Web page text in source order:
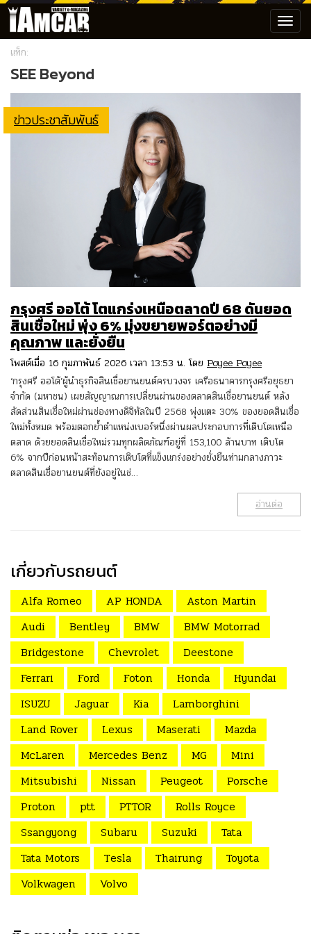
แท็ก:
SEE Beyond
ข่าวประชาสัมพันธ์
กรุงศรี ออโต้ โตแกร่งเหนือตลาดปี 68 ดันยอด
สินเชื่อใหม่ พุ่ง 6% มุ่งขยายพอร์ตอย่างมี
คุณภาพ และยั่งยืน
โพสต์เมื่อ 16 กุมภาพันธ์ 2026 เวลา 13:53 น. โดย Poyee Poyee
‘กรุงศรี ออโต้’ผู้นำธุรกิจสินเชื่อยานยนต์ครบวงจร เครือธนาคารกรุงศรีอยุธยา
จำกัด (มหาชน) เผยสัญญาณการเปลี่ยนผ่านของตลาดสินเชื่อยานยนต์ หลัง
สัดส่วนสินเชื่อใหม่ผ่านช่องทางดิจิทัลในปี 2568 พุ่งแตะ 30% ของยอดสินเชื่อ
ใหม่ทั้งหมด พร้อมตอกย้ำตำแหน่งเบอร์หนึ่งผ่านผลประกอบการที่เติบโตเหนือ
ตลาด ด้วยยอดสินเชื่อใหม่รวมทุกผลิตภัณฑ์อยู่ที่ 153,100 ล้านบาท เติบโต
6% จากปีก่อนหน้าสะท้อนการเติบโตที่แข็งแกร่งอย่างยั่งยืนท่ามกลางภาวะ
ตลาดสินเชื่อยานยนต์ที่ยังอยู่ในช่…
อ่านต่อ
เกี่ยวกับรถยนต์
Alfa Romeo AP HONDA
Aston Martin
Audi
Bentley BMW
BMW Motorrad
Bridgestone
Chevrolet
Deestone
Ferrari
Ford Foton Honda
Hyundai
ISUZU
Jaguar Kia
Lamborghini
Land Rover
Lexus Maserati
Mazda
McLaren
Mercedes Benz MG
Mini
Mitsubishi
Nissan Peugeot
Porsche
Proton
ptt PTTOR
Rolls Royce
Ssangyong
Subaru Suzuki
Tata
Tata Motors
Tesla Thairung
Toyota
Volkwagen
Volvo